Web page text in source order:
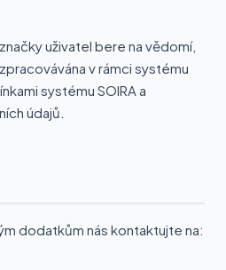
uživatel bere na vědomí,
v rámci systému
systému SOIRA a
údajů.
dodatkům nás kontaktujte na: